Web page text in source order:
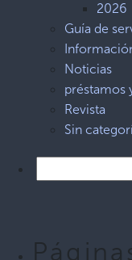
2026
Guía de
Noticias
préstamos
Revista
Sin